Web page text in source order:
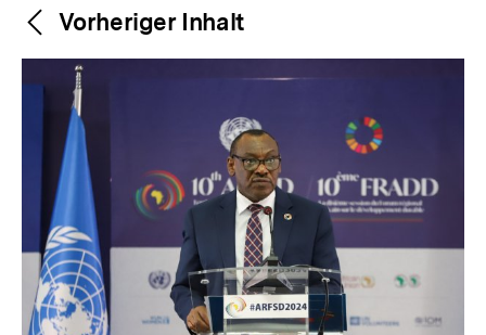
Weitere
Inhalte
Content-
Navigation
Vorheriger Inhalt